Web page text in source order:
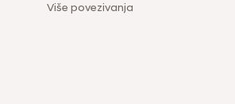
Više povezivanja